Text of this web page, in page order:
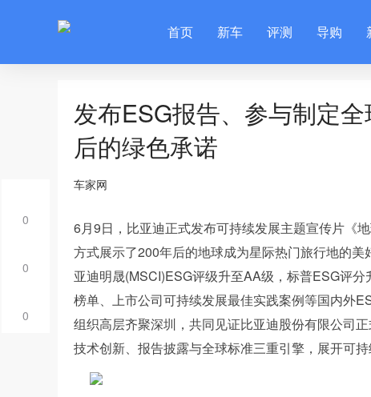
首页 新车 评测 导购
0
0
0
发布ESG报告、参与制定
后的绿色承诺
车家网
6月9日，比亚迪正式发布可持续发展主题宣传片《
方式展示了200年后的地球成为星际热门旅行地的
亚迪明晟(MSCI)ESG评级升至AA级，标普ESG评
榜单、上市公司可持续发展最佳实践案例等国内外
组织高层齐聚深圳，共同见证比亚迪股份有限公司
技术创新、报告披露与全球标准三重引擎，展开可